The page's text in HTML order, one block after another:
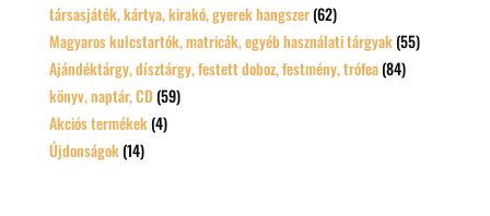
társasjáték, kártya, kirakó, gyerek hangszer (62)
Magyaros kulcstartók, matricák, egyéb használati tárgyak (55)
Ajándéktárgy, dísztárgy, festett doboz, festmény, trófea (84)
könyv, naptár, CD (59)
Akciós termékek (4)
Újdonságok (14)